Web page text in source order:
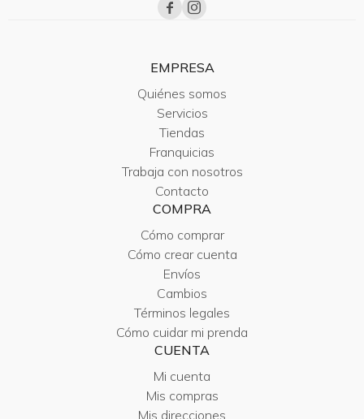
 
EMPRESA
Quiénes somos
Servicios
Tiendas
Franquicias
Trabaja con nosotros
Contacto
COMPRA
Cómo comprar
Cómo crear cuenta
Envíos
Cambios
Términos legales
Cómo cuidar mi prenda
CUENTA
Mi cuenta
Mis compras
Mis direcciones